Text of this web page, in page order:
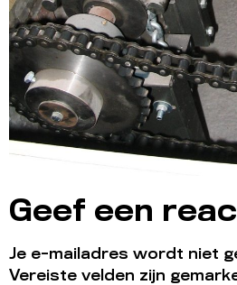
Geef een
Je e-mailadres wordt niet
Vereiste velden zijn